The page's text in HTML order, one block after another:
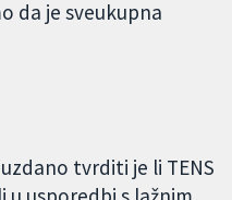
da je sveukupna
tvrditi je li TENS